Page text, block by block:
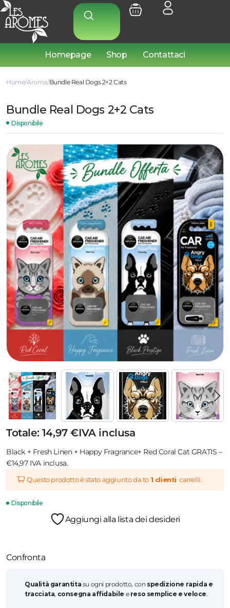
Homepage Shop Contattaci
Home Aroma Bundle Real Dogs 2+2 Cats
Bundle Real Dogs 2+2 Cats
Disponibile
IVA inclusa
Totale: 14,97 €
Black + Fresh Linen + Happy Fragrance+ Red Coral Cat GRATIS –
€14,97 IVA inclusa.
Questo prodotto è stato aggiunto da to 1 clienti carrelli.
Disponibile
Aggiungi alla lista dei desideri
Confronta
Qualità garantita su ogni prodotto, con spedizione rapida e
tracciata, consegna affidabile e reso semplice e veloce.